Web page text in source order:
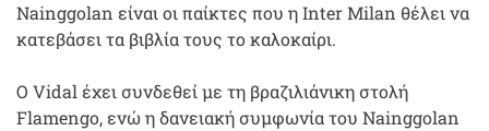
Nainggolan είναι οι παίκτες που η Inter Milan θέλει να
κατεβάσει τα βιβλία τους το καλοκαίρι.
Ο Vidal έχει συνδεθεί με τη βραζιλιάνικη στολή
Flamengo, ενώ η δανειακή συμφωνία του Nainggolan